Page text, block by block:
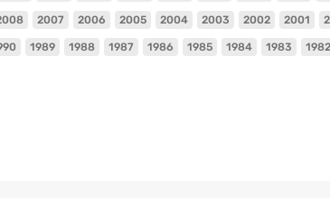
2007 2006 2005 2004 2003 2002 2001
1989 1988 1987 1986 1985 1984 1983 1982